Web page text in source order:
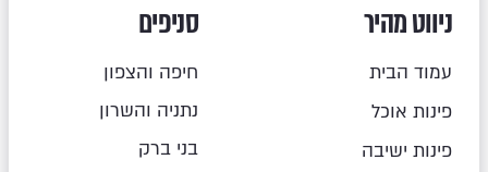
ניווט מהיר
עמוד הבית
פינות אוכל
פינות ישיבה
סניפים
חיפה והצפון
נתניה והשרון
בני ברק